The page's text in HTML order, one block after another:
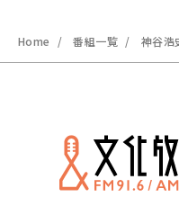
Home 番組一覧 神谷